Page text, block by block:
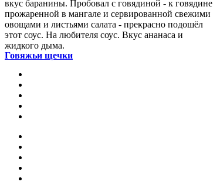
вкус баранины. Пробовал с говядиной - к говядине
прожаренной в мангале и сервированной свежими
овощами и листьями салата - прекрасно подошёл
этот соус. На любителя соус. Вкус ананаса и
жидкого дыма.
Говяжьи щечки